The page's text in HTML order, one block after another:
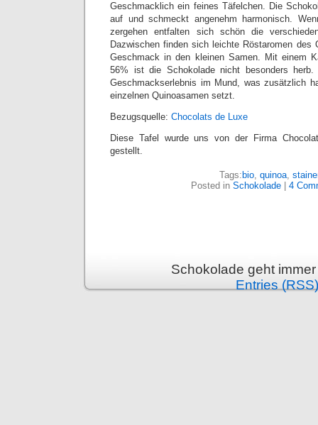
Geschmacklich ein feines Täfelchen. Die
auf und schmeckt angenehm harmonisch.
zergehen entfalten sich schön die
Dazwischen finden sich leichte Röstaromen des
Geschmack in den kleinen Samen. Mit einem
56% ist die Schokolade nicht besonders
Geschmackserlebnis im Mund, was zusätzlich
einzelnen Quinoasamen setzt.
Bezugsquelle: Chocolats de Luxe
Diese Tafel wurde uns von der Firma
gestellt.
Tags: bio, quinoa,
Posted in Schokolade| 4
Schokolade geht
Entries (RSS)